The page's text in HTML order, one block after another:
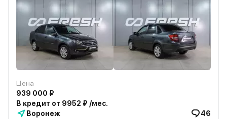
Цена
939 000 ₽
В кредит от 9952 ₽ /мес.
Воронеж
46